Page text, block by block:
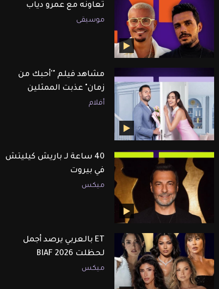
تعاونه مع عمرو دياب
موسيقى
مشاهد فيلم "'أحبك من
زمان" عذبت الممثلين
أفلام
40 ساعة لـ باريش كيليتش
في بيروت
ميكس
ET بالعربي يرصد أجمل
لحظلت BIAF 2026
ميكس